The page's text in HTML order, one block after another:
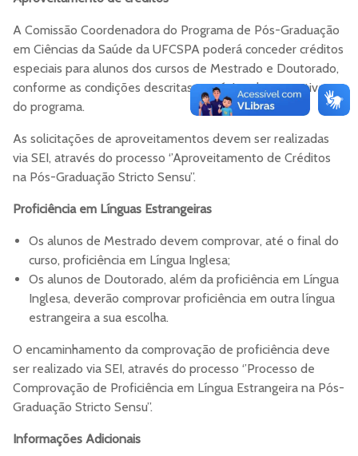
A Comissão Coordenadora do Programa de Pós-Graduação
em Ciências da Saúde da UFCSPA poderá conceder créditos
especiais para alunos dos cursos de Mestrado e Doutorado,
conforme as condições descritas na página de normativas
do programa.
As solicitações de aproveitamentos devem ser realizadas
via SEI, através do processo ‘’Aproveitamento de Créditos
na Pós-Graduação Stricto Sensu’’.
Proficiência em Línguas Estrangeiras
Os alunos de Mestrado devem comprovar, até o final do
curso, proficiência em Língua Inglesa;
Os alunos de Doutorado, além da proficiência em Língua
Inglesa, deverão comprovar proficiência em outra língua
estrangeira a sua escolha.
O encaminhamento da comprovação de proficiência deve
ser realizado via SEI, através do processo ‘’Processo de
Comprovação de Proficiência em Língua Estrangeira na Pós-
Graduação Stricto Sensu’’.
Informações Adicionais